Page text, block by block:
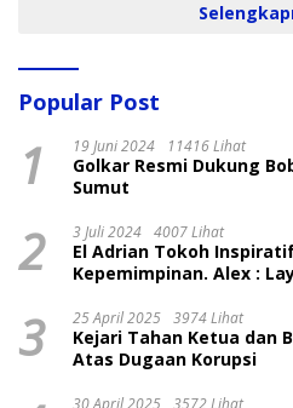
Popular Post
1 19 Juni 2024 11416 Lihat
Golkar Resmi Dukung
Sumut
2 3 Juli 2024 4007 Lihat
El Adrian Tokoh
Kepemimpinan. Alex :
3 25 April 2025 3974 Lihat
Kejari Tahan Ketua dan
Atas Dugaan Korupsi